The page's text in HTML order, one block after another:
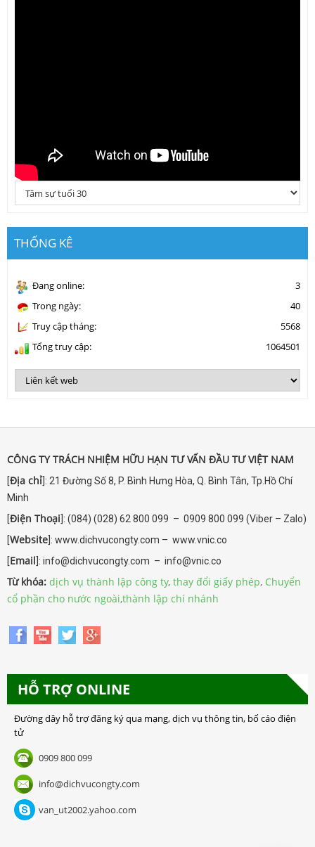
THỐNG KÊ
Đang online:
3
Trong ngày:
40
Truy cập tháng:
5568
Tổng truy cập:
1064501
CÔNG TY TRÁCH NHIỆM HỮU HẠN TƯ VẤN ĐẦU TƯ VIỆT NAM
[Địa chỉ ]: 21 Đường Số 8, P. Bình Hưng Hòa, Q. Bình Tân, Tp.Hồ Chí
Minh
[Điện Thoại ]: (084) (028) 62 800 099 – 0909 800 099 (Viber – Zalo)
[Website ]: www.dichvucongty.com – www.vnic.co
[Email ]: info@dichvucongty.com – info@vnic.co
Từ khóa: dịch vụ thành lập công ty, thay đổi giấy phép, Chuyển
cổ phần cho nước ngoài,thành lập chí nhánh
HỖ TRỢ ONLINE
Đường dây hỗ trợ đăng ký qua mạng, dịch vụ thông tin, bố cáo điện
tử
0909 800 099
info@dichvucongty.com
van_ut2002.yahoo.com